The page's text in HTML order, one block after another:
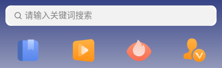
请输入关键词搜索